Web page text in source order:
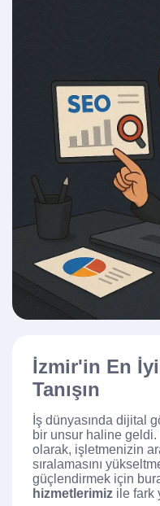
İzmir'in En
Tanışın
İş dünyasında dijital
bir unsur haline geldi.
olarak, işletmenizin
sıralamasını
güçlendirmek için
hizmetlerimiz ile fark